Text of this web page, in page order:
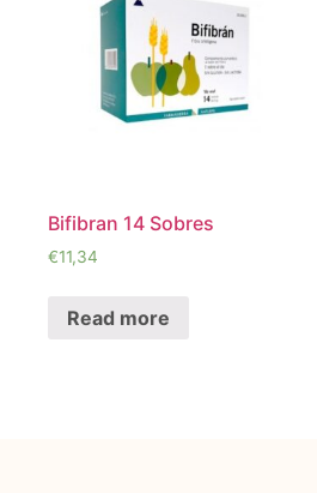
Bifibran 14 Sobres
€11,34
Read more